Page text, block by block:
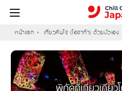
หน้าแรก เที่ยวคันไซ (โอซาก้า) ด้วยตัวเอง